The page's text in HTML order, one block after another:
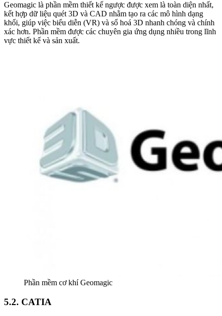
Geomagic là phần mềm thiết kế ngược được xem là toàn diện nhất,
kết hợp dữ liệu quét 3D và CAD nhằm tạo ra các mô hình dạng
khối, giúp việc biểu diễn (VR) và số hoá 3D nhanh chóng và chính
xác hơn. Phần mềm được các chuyên gia ứng dụng nhiều trong lĩnh
vực thiết kế và sản xuất.
Phần mềm cơ khí Geomagic
5.2. CATIA